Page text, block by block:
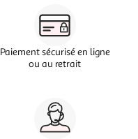
Paiement sécurisé en ligne
ou au retrait